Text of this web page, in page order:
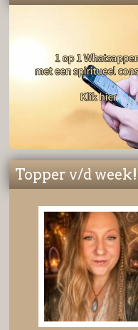
Topper v/d week!